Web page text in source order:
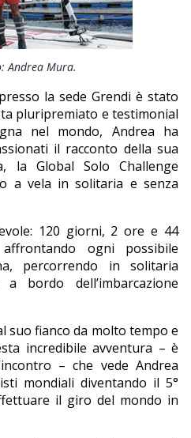
Andrea Mura.
la sede Grendi è stato
pluripremiato e testimonial
nel mondo, Andrea ha
il racconto della sua
la Global Solo Challenge
a vela in solitaria e senza
120 giorni, 2 ore e 44
ogni possibile
percorrendo in solitaria
bordo dell’imbarcazione
suo fianco da molto tempo e
incredibile avventura – è
– che vede Andrea
mondiali diventando il 5°
il giro del mondo in